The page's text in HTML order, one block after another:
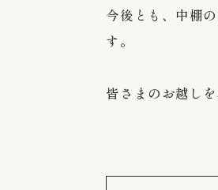
Facilities
Hot springs
Dining
Activities
今後とも、中棚
す。
皆さまのお越し